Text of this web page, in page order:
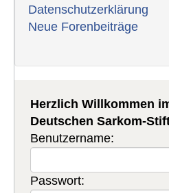
Datenschutzerklärung
Neue Forenbeiträge
Herzlich Willkommen
Deutschen Sarkom-
Benutzername:
Passwort: